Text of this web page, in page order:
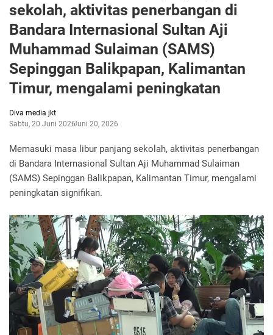
sekolah, aktivitas penerbangan di
Bandara Internasional Sultan Aji
Muhammad Sulaiman (SAMS)
Sepinggan Balikpapan, Kalimantan
Timur, mengalami peningkatan
Diva media jkt
Sabtu, 20 Juni 2026Juni 20, 2026
Memasuki masa libur panjang sekolah, aktivitas penerbangan
di Bandara Internasional Sultan Aji Muhammad Sulaiman
(SAMS) Sepinggan Balikpapan, Kalimantan Timur, mengalami
peningkatan signifikan.